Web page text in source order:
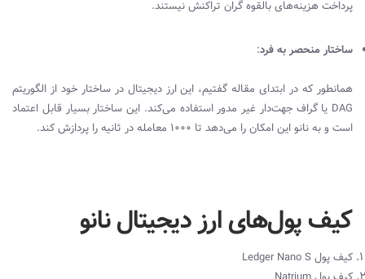
پرداخت هزینه‌های بالقوه گران تراکنش نیستند.
ساختار منحصر به فرد:
همانطور که در ابتدای مقاله گفتیم، این ارز دیجیتال در ساختار خود از الگوریتم
DAG یا گراف جهت‌دار غیر مدور استفاده می‌کند. این ساختار بسیار قابل اعتماد
است و به نانو این امکان را می‌دهد تا 1000 معامله در ثانیه را پردازش کند.
کیف پول‌های ارز دیجیتال نانو
کیف پول Ledger Nano S